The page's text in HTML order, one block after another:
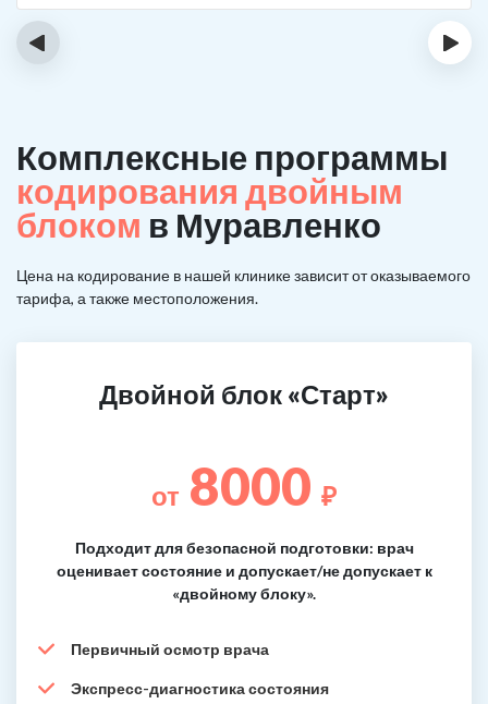
‹ ›
Комплексные программы
кодирования двойным
блоком в Муравленко
Цена на кодирование в нашей клинике зависит от оказываемого
тарифа, а также местоположения.
Двойной блок «Старт»
от 8000 ₽
Подходит для безопасной подготовки: врач
оценивает состояние и допускает/не допускает к
«двойному блоку».
Первичный осмотр врача
Экспресс-диагностика состояния